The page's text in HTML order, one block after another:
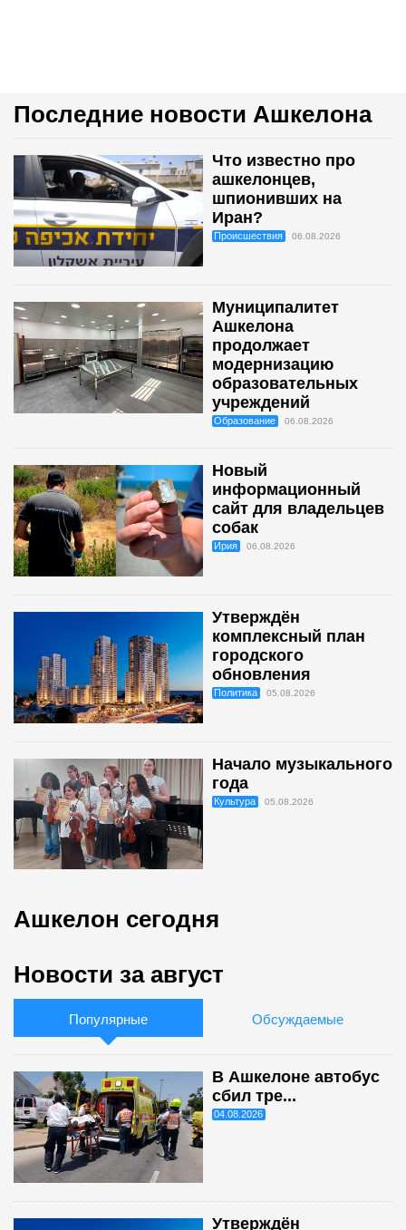
Последние новости Ашкелона
Что известно про
ашкелонцев,
шпионивших на
Иран?
Происшествия 06.08.2026
Муниципалитет
Ашкелона
продолжает
модернизацию
образовательных
учреждений
Образование 06.08.2026
Новый
информационный
сайт для владельцев
собак
Ирия 06.08.2026
Утверждён
комплексный план
городского
обновления
Политика 05.08.2026
Начало музыкального
года
Культура 05.08.2026
Ашкелон сегодня
Новости за август
Популярные Обсуждаемые
В Ашкелоне автобус
сбил тре...
04.08.2026
Утверждён